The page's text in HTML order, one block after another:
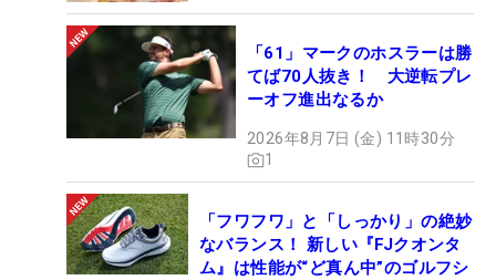
「61」マークのホスラーは勝
てば70人抜き！ 大逆転プレ
ーオフ進出なるか
2026年8月7日 (金) 11時30分
1
「フワフワ」と「しっかり」の絶妙
なバランス！ 新しい『FJクオンタ
ム』は性能が“ど真ん中”のゴルフシ